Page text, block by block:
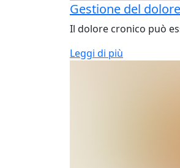
Gestione del
Il dolore cronico può
Leggi di più